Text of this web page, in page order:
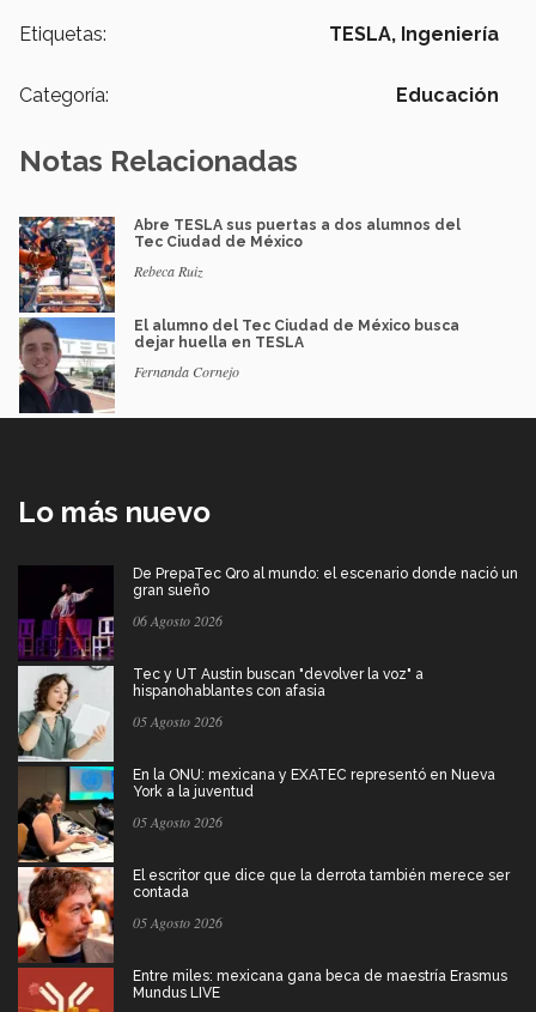
Etiquetas: TESLA, Ingeniería
Categoría: Educación
Notas Relacionadas
Abre TESLA sus puertas a dos alumnos del
Tec Ciudad de México
Rebeca Ruiz
El alumno del Tec Ciudad de México busca
dejar huella en TESLA
Fernanda Cornejo
Lo más nuevo
De PrepaTec Qro al mundo: el escenario donde nació un
gran sueño
06 Agosto 2026
Tec y UT Austin buscan "devolver la voz" a
hispanohablantes con afasia
05 Agosto 2026
En la ONU: mexicana y EXATEC representó en Nueva
York a la juventud
05 Agosto 2026
El escritor que dice que la derrota también merece ser
contada
05 Agosto 2026
Entre miles: mexicana gana beca de maestría Erasmus
Mundus LIVE